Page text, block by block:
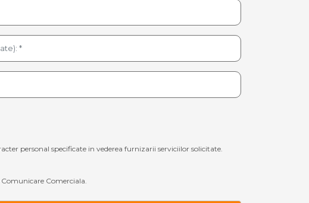
personal specificate in vederea furnizarii serviciilor solicitate.
Comerciala.